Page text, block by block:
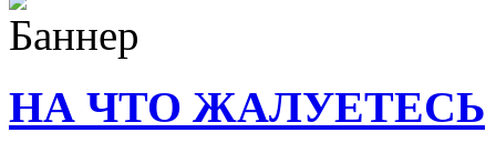
НА ЧТО ЖАЛУЕТЕСЬ